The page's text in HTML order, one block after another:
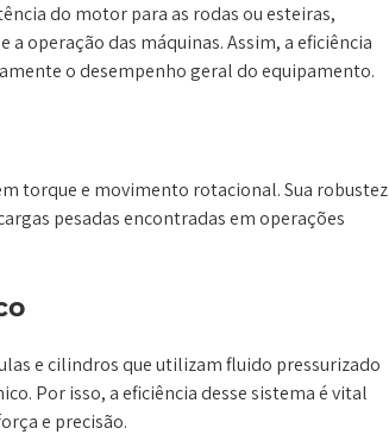
do motor para as rodas ou esteiras,
operação das máquinas. Assim, a eficiência
o desempenho geral do equipamento.
torque e movimento rotacional. Sua robustez
pesadas encontradas em operações
e cilindros que utilizam fluido pressurizado
Por isso, a eficiência desse sistema é vital
e precisão.